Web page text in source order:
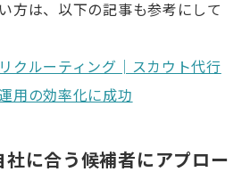
方は、以下の記事も参考にして
クルーティング│スカウト代行
用の効率化に成功
社に合う候補者にアプロー